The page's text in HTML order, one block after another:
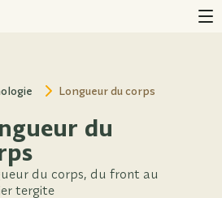
Longueur du corps
du
du corps, du front au
tergite